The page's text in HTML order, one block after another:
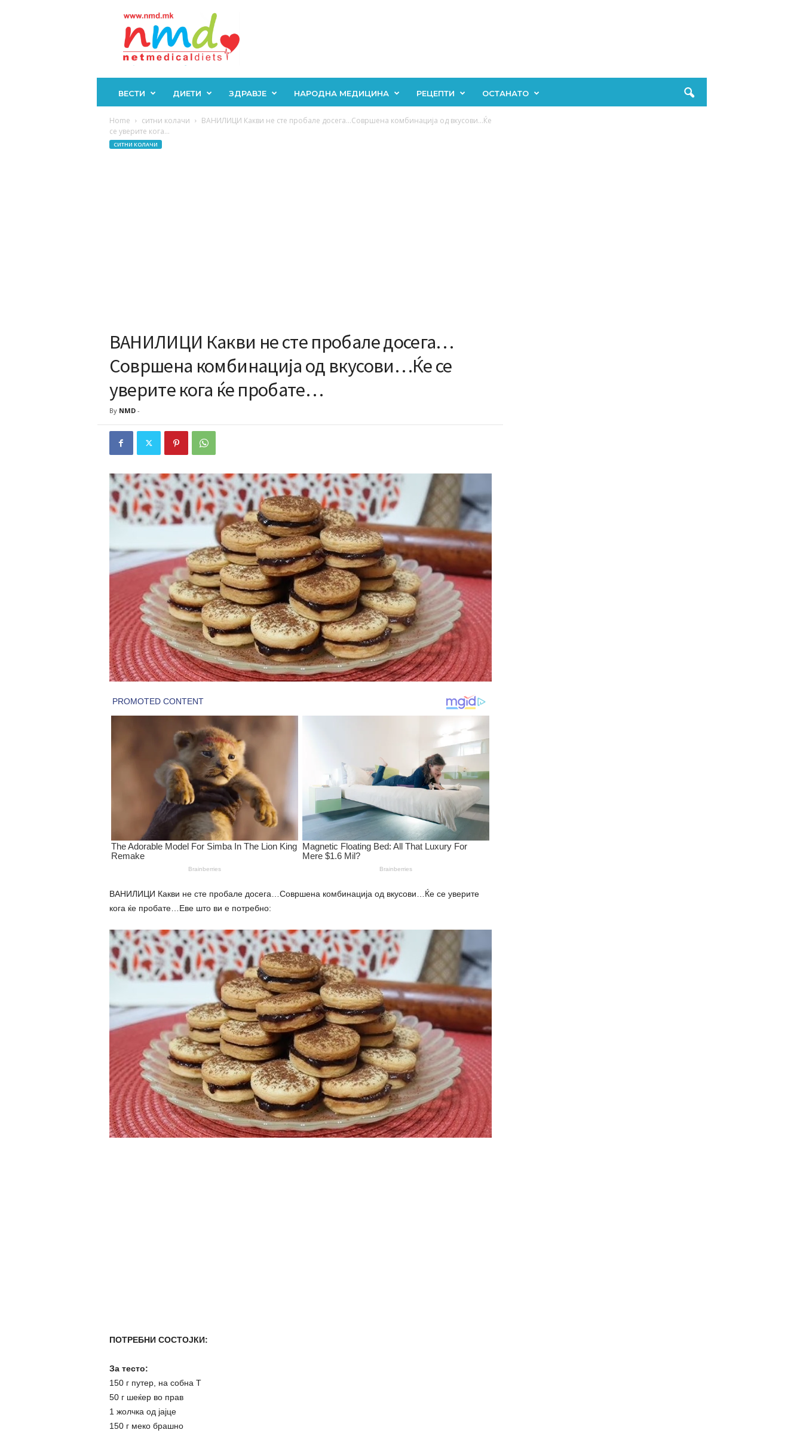
ВЕСТИ ДИЕТИ ЗДРАВЈЕ НАРОДНА МЕДИЦИНА РЕЦЕПТИ ОСТАНАТО
Home ситни колачи
ВАНИЛИЦИ Какви не сте пробале досега…Совршена комбинација од вкусови…Ќе
се уверите кога...
СИТНИ КОЛАЧИ
ВАНИЛИЦИ Какви не сте пробале досега…
Совршена комбинација од вкусови…Ќе се
уверите кога ќе пробате…
By NMD-
ВАНИЛИЦИ Какви не сте пробале досега…Совршена комбинација од вкусови…Ќе се уверите
кога ќе пробате…Еве што ви е потребно:
ПОТРЕБНИ СОСТОЈКИ:
За тесто:
150 г путер, на собна Т
50 г шеќер во прав
1 жолчка од јајце
150 г меко брашно